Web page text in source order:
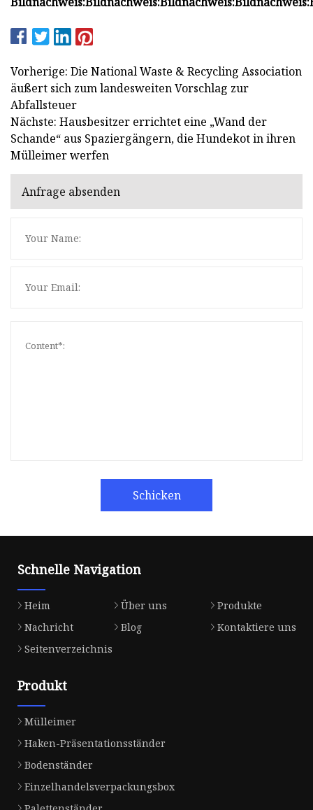
Vorherige: Die National Waste & Recycling Association
äußert sich zum landesweiten Vorschlag zur
Abfallsteuer
Nächste: Hausbesitzer errichtet eine „Wand der
Schande“ aus Spaziergängern, die Hundekot in ihren
Mülleimer werfen
Anfrage absenden
Schicken
Schnelle Navigation
Heim Über uns
Produkte
Nachricht
Blog
Kontaktiere uns
Seitenverzeichnis
Produkt
Mülleimer
Haken-Präsentationsständer
Bodenständer
Einzelhandelsverpackungsbox